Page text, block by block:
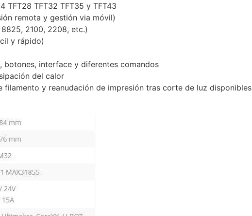
TFT28 TFT32 TFT35 y TFT43
remota y gestión via móvil)
2100, 2208, etc.)
y rápido)
botones, interface y diferentes comandos
del calor
y reanudación de impresión tras corte de luz disponibles